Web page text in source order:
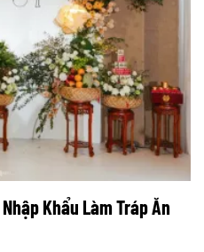
Khẩu Làm Tráp Ăn